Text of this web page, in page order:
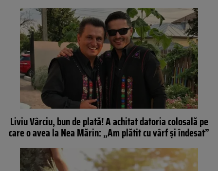
Liviu Vârciu, bun de plată! A achitat datoria colosală pe
care o avea la Nea Mărin: „Am plătit cu vârf și îndesat”